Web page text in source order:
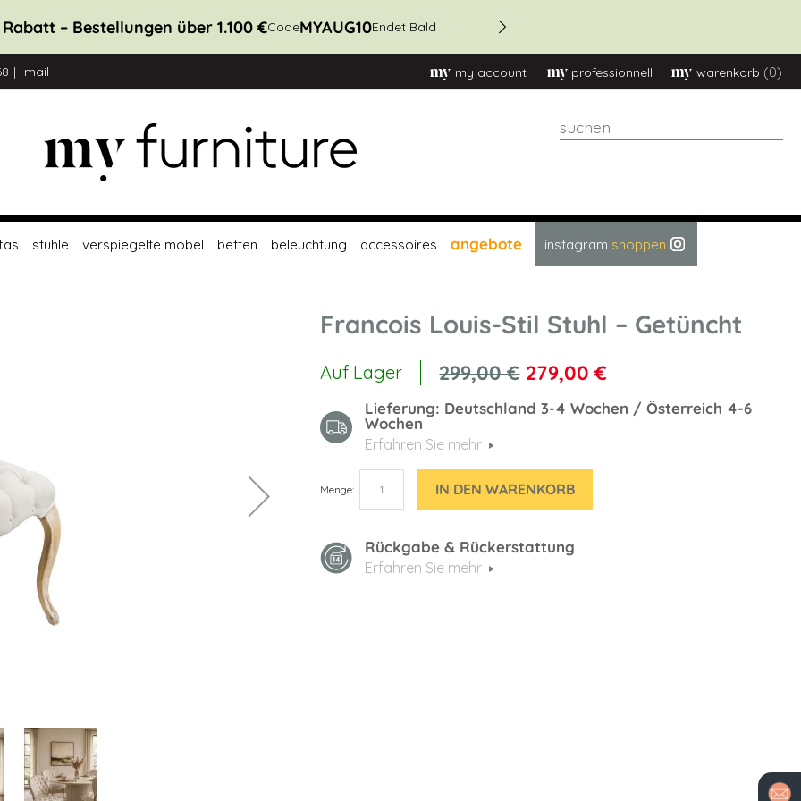
Rabatt – Bestellungen über 1.100 €CodeMYAUG10Endet Bald
mail my account professionnell warenkorb (0)
suchen
stühle verspiegelte möbel betten beleuchtung accessoires angebote instagram shoppen
Francois Louis-Stil Stuhl – Getüncht
Auf Lager 279,00 €
299,00 €
Lieferung: Deutschland 3-4 Wochen / Österreich 4-6
Wochen
Erfahren Sie mehr
Menge IN DEN WARENKORB
Rückgabe & Rückerstattung
Erfahren Sie mehr